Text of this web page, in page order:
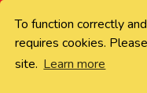
To function correctly
requires cookies.
site. Learn more